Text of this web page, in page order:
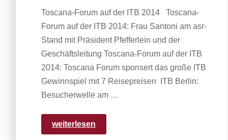
Toscana-Forum auf der ITB 2014 Toscana-
Forum auf der ITB 2014: Frau Santoni am asr-
Stand mit Präsident Pfefferlein und der
Geschäftsleitung Toscana-Forum auf der ITB
2014: Toscana Forum sponsert das große ITB
Gewinnspiel mit 7 Reisepreisen ITB Berlin:
Besucherwelle am …
weiterlesen